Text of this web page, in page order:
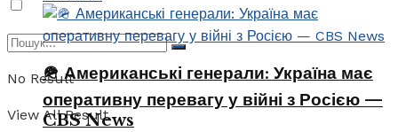
No Result
View All Result
🪖 Американські генерали: Україна має
оперативну перевагу у війні з Росією —
CBS News